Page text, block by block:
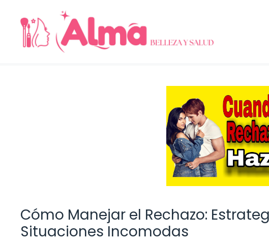
contenido
Cómo Manejar el Rechazo:
Situaciones Incomodas